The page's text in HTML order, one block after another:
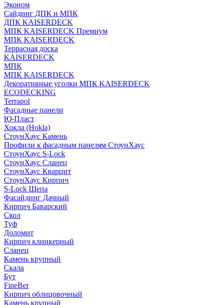
Эконом
Сайдинг ДПК и МПК
ДПК KAISERDECK
МПК KAISERDECK Премиум
МПК KAISERDECK
Террасная доска
KAISERDECK
МПК
МПК KAISERDECK
Декоративные уголки МПК KAISERDECK
ECODECKING
Terrapol
Фасадные панели
Ю-Пласт
Хокла (Hokla)
СтоунХаус Камень
Профили к фасадным панелям СтоунХаус
СтоунХаус S-Lock
СтоунХаус Сланец
СтоунХаус Кварцит
СтоунХаус Кирпич
S-Lock Щепа
Фасайдинг Дачный
Кирпич Баварский
Скол
Туф
Доломит
Кирпич клинкерный
Сланец
Камень крупный
Скала
Бут
FineBer
Кирпич облицовочный
Камень крупный